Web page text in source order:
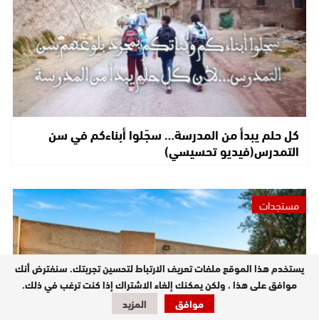
كل حلم يبدأ من المدرسة… سجّلوا أبناءكم في سن
التمدرس(فيديو تحسيسي)
مستجدات
يستخدم هذا الموقع ملفات تعريف الارتباط لتحسين تجربتك. سنفترض أنك
موافق على هذا ، ولكن يمكنك إلغاء الاشتراك إذا كنت ترغب في ذلك.
موافق
المزيد